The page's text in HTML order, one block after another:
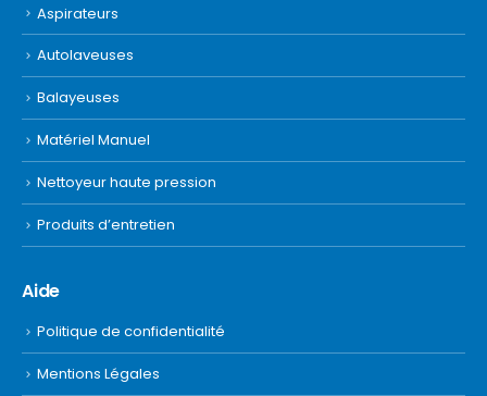
Aspirateurs
Autolaveuses
Balayeuses
Matériel Manuel
Nettoyeur haute pression
Produits d’entretien
Aide
Politique de confidentialité
Mentions Légales